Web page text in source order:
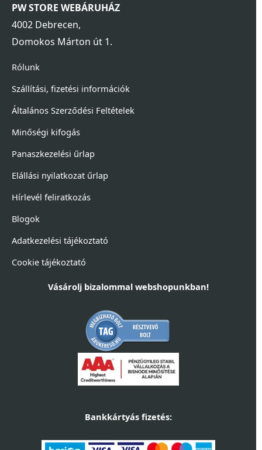
PW STORE WEBÁRUHÁZ
4002 Debrecen,
Domokos Márton út 1.
Rólunk
Szállítási, fizetési információk
Általános Szerződési Feltételek
Minőségi kifogás
Panaszkezelési űrlap
Elállási nyilatkozat űrlap
Hírlevél feliratkozás
Blogok
Adatkezelési tájékoztató
Cookie tájékoztató
Vásárolj bizalommal webshopunkban!
Bankkártyás fizetés: